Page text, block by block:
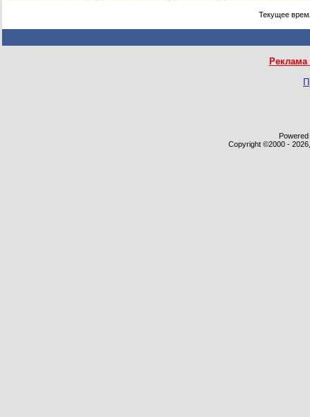
Текущее
Copyright ©2000 -